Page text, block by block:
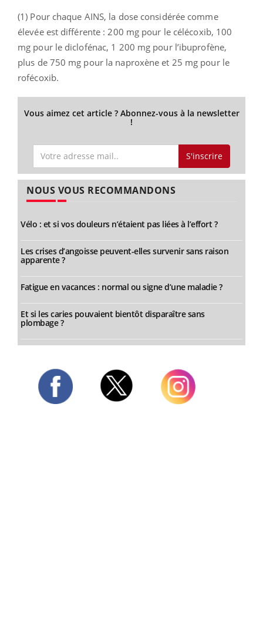
(1) Pour chaque AINS, la dose considérée comme
élevée est différente : 200 mg pour le célécoxib, 100
mg pour le diclofénac, 1 200 mg pour l’ibuprofène,
plus de 750 mg pour la naproxène et 25 mg pour le
rofécoxib.
Vous aimez cet article ? Abonnez-vous à la newsletter
!
S'inscrire
NOUS VOUS RECOMMANDONS
Vélo : et si vos douleurs n’étaient pas liées à l’effort ?
Les crises d’angoisse peuvent-elles survenir sans raison
apparente ?
Fatigue en vacances : normal ou signe d’une maladie ?
Et si les caries pouvaient bientôt disparaître sans
plombage ?